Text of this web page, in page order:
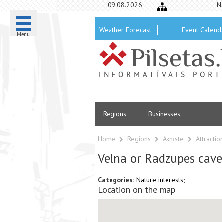
Menu
09.08.2026
Weather Forecast Event
Regions Businesses
Home Regions Aknīste
Velna or Radzupes cave
Categories: Nature interests;
Location on the map